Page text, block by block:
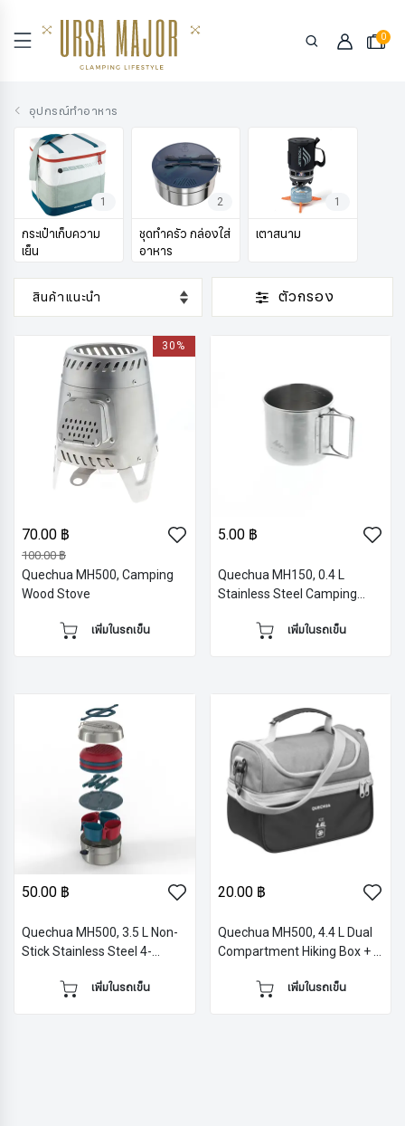
0
อุปกรณ์ทำอาหาร
1
กระเป๋าเก็บความ
เย็น
2
ชุดทำครัว กล่องใส่
อาหาร
1
เตาสนาม
ตัวกรอง
30%
70.00 ฿
100.00 ฿
Quechua MH500, Camping
Wood Stove
เพิ่มในรถเข็น
5.00 ฿
Quechua MH150, 0.4 L
Stainless Steel Camping
เพิ่มในรถเข็น
50.00 ฿
Quechua MH500, 3.5 L Non-
Stick Stainless Steel 4-
เพิ่มในรถเข็น
20.00 ฿
Quechua MH500, 4.4 L Dual
Compartment Hiking Box + 2
เพิ่มในรถเข็น